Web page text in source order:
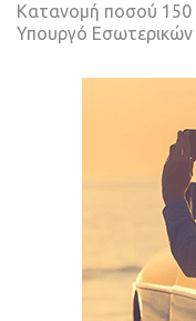
Κατανομή ποσού
Υπουργό Εσωτερικών